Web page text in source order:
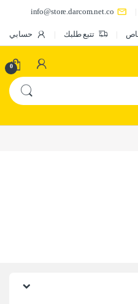
info@store.darcom.net.co
تتبع طلبك حسابي
0